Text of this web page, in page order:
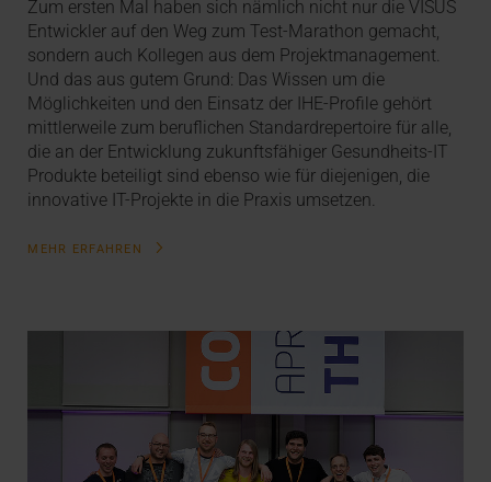
Zum ersten Mal haben sich nämlich nicht nur die VISUS
Entwickler auf den Weg zum Test-Marathon gemacht,
sondern auch Kollegen aus dem Projektmanagement.
Und das aus gutem Grund: Das Wissen um die
Möglichkeiten und den Einsatz der IHE-Profile gehört
mittlerweile zum beruflichen Standardrepertoire für alle,
die an der Entwicklung zukunftsfähiger Gesundheits-IT
Produkte beteiligt sind ebenso wie für diejenigen, die
innovative IT-Projekte in die Praxis umsetzen.
MEHR ERFAHREN